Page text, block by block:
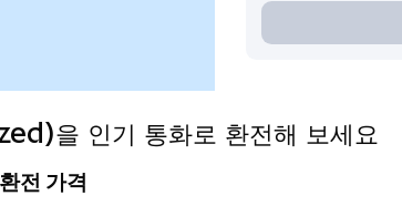
을 인기 통화로 환전해 보세요
전 가격